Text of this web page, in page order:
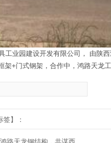
工业园建设开发有限公司， 由陕
架+门式钢架，合作中，鸿路天龙
签】：